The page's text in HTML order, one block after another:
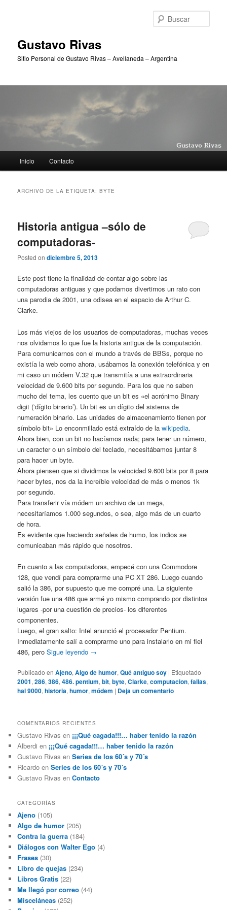
Gustavo Rivas
Sitio Personal de Gustavo Rivas – Avellaneda – Argentina
principal
Inicio Contacto
ARCHIVO DE LA ETIQUETA:BYTE
Historia antigua –sólo de
computadoras-
Posted ondiciembre 5, 2013
Este post tiene la finalidad de contar algo sobre las
computadoras antiguas y que podamos divertirnos un rato con
una parodia de 2001, una odisea en el espacio de Arthur C.
Clarke.
Los más viejos de los usuarios de computadoras, muchas veces
nos olvidamos lo que fue la historia antigua de la computación.
Para comunicarnos con el mundo a través de BBSs, porque no
existía la web como ahora, usábamos la conexión telefónica y en
mi caso un módem V.32 que transmitía a una extraordinaria
velocidad de 9.600 bits por segundo. Para los que no saben
mucho del tema, les cuento que un bit es «el acrónimo Binary
digit (‘dígito binario’). Un bit es un dígito del sistema de
numeración binario. Las unidades de almacenamiento tienen por
símbolo bit» Lo enconmillado está extraído de lawikipedia.
Ahora bien, con un bit no hacíamos nada; para tener un número,
un caracter o un símbolo del teclado, necesitábamos juntar 8
para hacer un byte.
Ahora piensen que si dividimos la velocidad 9.600 bits por 8 para
hacer bytes, nos da la increíble velocidad de más o menos 1k
por segundo.
Para transferir vía módem un archivo de un mega,
necesitaríamos 1.000 segundos, o sea, algo más de un cuarto
de hora.
Es evidente que haciendo señales de humo, los indios se
comunicaban más rápido que nosotros.
En cuanto a las computadoras, empecé con una Commodore
128, que vendí para comprarme una PC XT 286. Luego cuando
salió la 386, por supuesto que me compré una. La siguiente
versión fue una 486 que armé yo mismo comprando por distintos
lugares -por una cuestión de precios- los diferentes
componentes.
Luego, el gran salto: Intel anunció el procesador Pentium.
Inmediatamente salí a comprarme uno para instalarlo en mi fiel
486, peroSigue leyendo →
Publicado en Ajeno,Algo de humor,Qué antiguo soy | Etiquetado
2001,286,386,486. pentium,bit,byte,Clarke,computacion,fallas,
hal 9000,historia,humor,módem | Deja un comentario
COMENTARIOS RECIENTES
Gustavo Rivas en ¡¡¡Qué cagada!!!… haber tenido la razón
Alberdi en ¡¡¡Qué cagada!!!… haber tenido la razón
Gustavo Rivas enSeries de los 60´s y 70´s
Ricardo enSeries de los 60´s y 70´s
Gustavo Rivas enContacto
CATEGORÍAS
Ajeno (105)
Algo de humor (205)
Contra la guerra (184)
Diálogos con Walter Ego (4)
Frases (30)
Libro de quejas (234)
Libros Gratis (22)
Me llegó por correo (44)
Misceláneas (252)